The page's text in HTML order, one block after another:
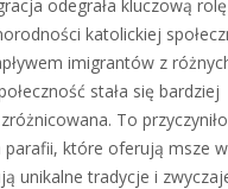
odegrała kluczową
katolickiej
imigrantów z
stała się bardziej
To
które oferują msze
unikalne tradycje i